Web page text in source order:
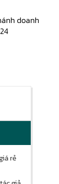
doanh
rẻ